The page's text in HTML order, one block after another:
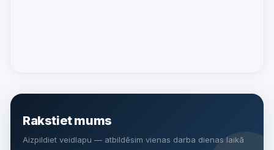
Rakstiet mums
Aizpildiet veidlapu — atbildēsim vienas darba dienas laikā